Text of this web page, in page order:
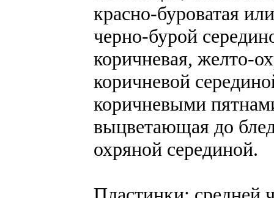
красно-буроватая
черно-бурой
коричневая, желто-
коричневой
коричневыми
выцветающая до
охряной серединой.